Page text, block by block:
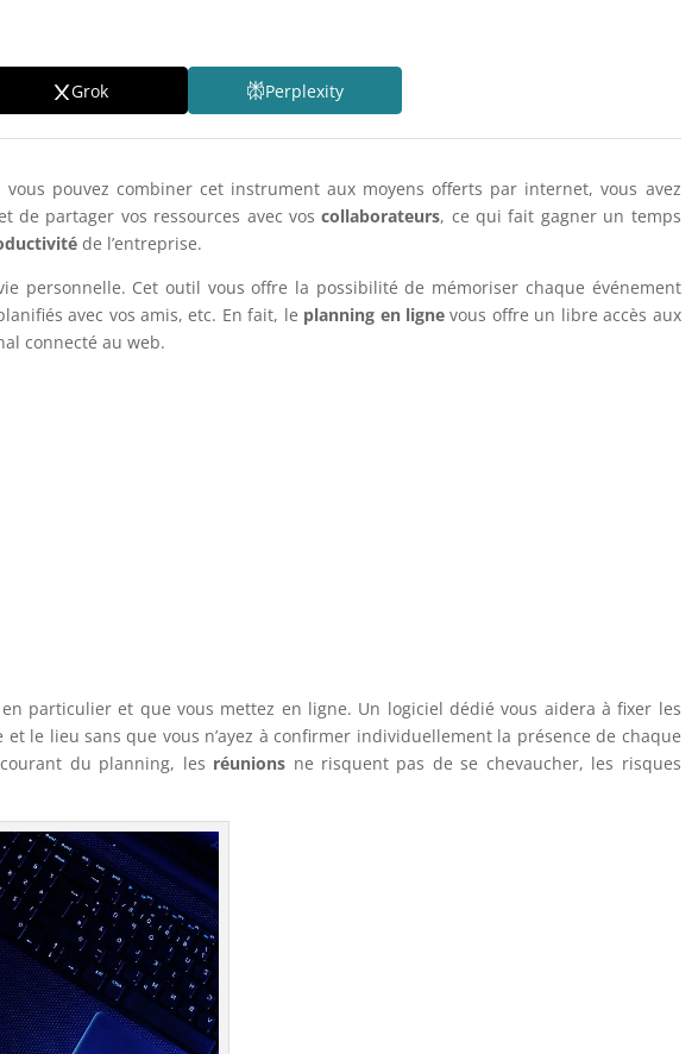
Grok Perplexity
pouvez combiner cet instrument aux moyens offerts par internet, vous avez
de partager vos ressources avec voscollaborateurs, ce qui fait gagner un temps
de l’entreprise.
personnelle. Cet outil vous offre la possibilité de mémoriser chaque événement
avec vos amis, etc. En fait, le planning en lignevous offre un libre accès aux
connecté au web.
particulier et que vous mettez en ligne. Un logiciel dédié vous aidera à fixer les
le lieu sans que vous n’ayez à confirmer individuellement la présence de chaque
du planning, les réunions ne risquent pas de se chevaucher, les risques